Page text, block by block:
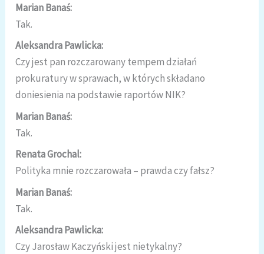
Marian Banaś:
Tak.
Aleksandra Pawlicka:
Czy jest pan rozczarowany tempem działań
prokuratury w sprawach, w których składano
doniesienia na podstawie raportów NIK?
Marian Banaś:
Tak.
Renata Grochal:
Polityka mnie rozczarowała – prawda czy fałsz?
Marian Banaś:
Tak.
Aleksandra Pawlicka:
Czy Jarosław Kaczyński jest nietykalny?